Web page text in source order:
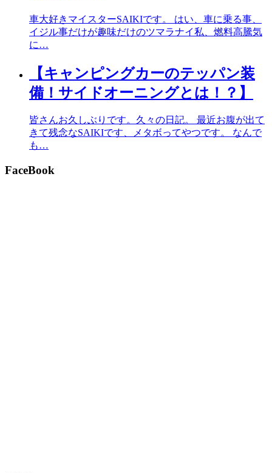
車大好きマイスターSAIKIです。 はい、車に乗る事、
イジル事だけが趣味だけのツマラナイ私、燃料高騰気
に…
【キャンピングカーのテッパン装
備！サイドオーニングとは！？】
皆さんお久しぶりです。久々の日記。 最近お腹が出て
きて残念なSAIKIです、メタボってやつです。 なんで
も…
FaceBook